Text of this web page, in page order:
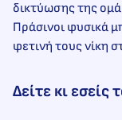
δικτύωσης της
Πράσινοι φυσικά
φετινή τους νίκη
Δείτε κι εσείς